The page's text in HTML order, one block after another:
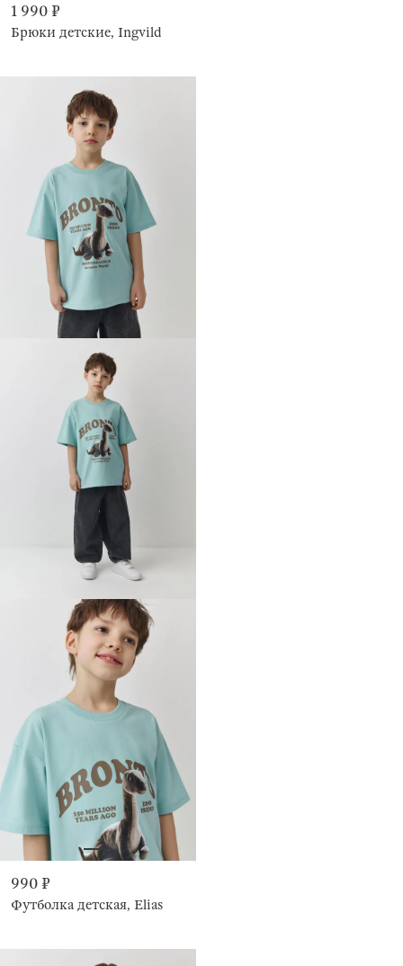
1 990 ₽
Брюки детские, Ingvild
990 ₽
Футболка детская, Elias